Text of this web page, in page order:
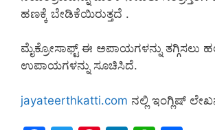
ಹಣಕ್ಕೆ ಬೇಡಿಕೆಯಿರುತ್ತದೆ .
ಮೈಕ್ರೋಸಾಫ್ಟ್ ಈ ಅಪಾಯಗಳನ್ನು ತಗ್ಗಿಸಲು
ಉಪಾಯಗಳನ್ನು ಸೂಚಿಸಿದೆ.
jayateerthkatti.com ನಲ್ಲಿ ಇಂಗ್ಲಿಷ್